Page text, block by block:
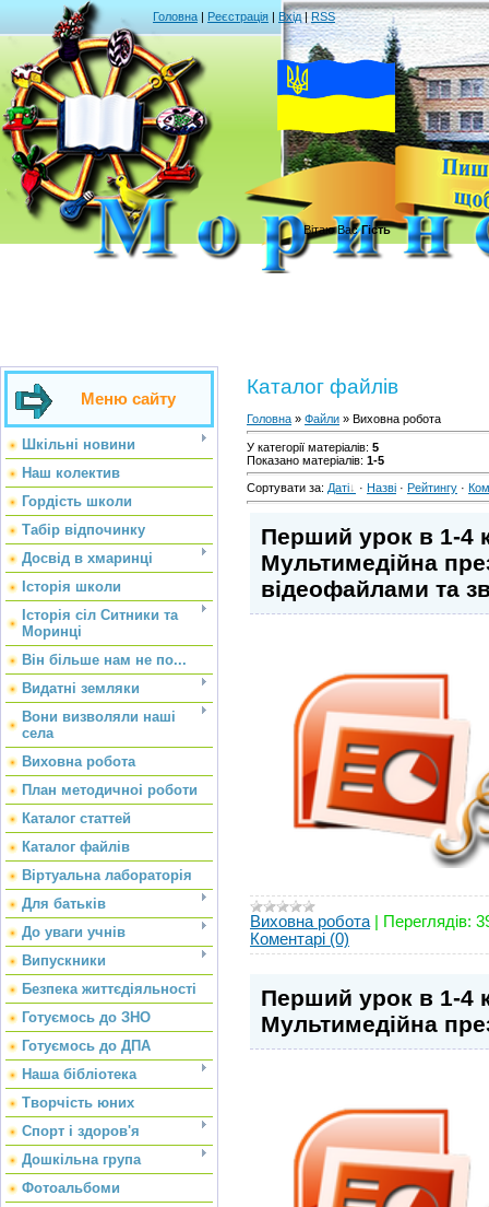
Головна | Реєстрація | Вхід| RSS
Вітаю Вас Гість
Меню сайту
Шкільні новини
Наш колектив
Гордість школи
Табір відпочинку
Досвід в хмаринці
Історія школи
Історія сіл Ситники та
Моринці
Він більше нам не по...
Видатні земляки
Вони визволяли наші
села
Виховна робота
План методичноі роботи
Каталог статтей
Каталог файлів
Віртуальна лабораторія
Для батьків
До уваги учнів
Випускники
Безпека життєдіяльності
Готуємось до ЗНО
Готуємось до ДПА
Наша бібліотека
Творчість юних
Спорт і здоров'я
Дошкільна група
Фотоальбоми
Каталог файлів
Головна » Файли » Виховна робота
У категорії матеріалів: 5
Показано матеріалів: 1-5
Сортувати за: Даті · Назві · Рейтингу ·
Перший урок в 1-4
Мультимедійна
відеофайлами та
Виховна робота Переглядів:
Коментарі (0)
Перший урок в 1-4
Мультимедійна